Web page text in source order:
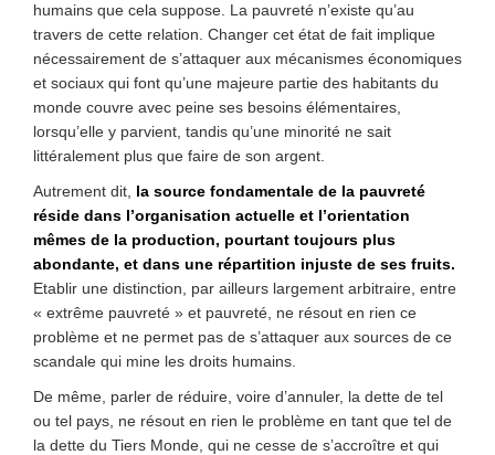
humains que cela suppose. La pauvreté n’existe qu’au
travers de cette relation. Changer cet état de fait implique
nécessairement de s’attaquer aux mécanismes économiques
et sociaux qui font qu’une majeure partie des habitants du
monde couvre avec peine ses besoins élémentaires,
lorsqu’elle y parvient, tandis qu’une minorité ne sait
littéralement plus que faire de son argent.
Autrement dit, la source fondamentale de la pauvreté
réside dans l’organisation actuelle et l’orientation
mêmes de la production, pourtant toujours plus
abondante, et dans une répartition injuste de ses fruits.
Etablir une distinction, par ailleurs largement arbitraire, entre
« extrême pauvreté » et pauvreté, ne résout en rien ce
problème et ne permet pas de s’attaquer aux sources de ce
scandale qui mine les droits humains.
De même, parler de réduire, voire d’annuler, la dette de tel
ou tel pays, ne résout en rien le problème en tant que tel de
la dette du Tiers Monde, qui ne cesse de s’accroître et qui